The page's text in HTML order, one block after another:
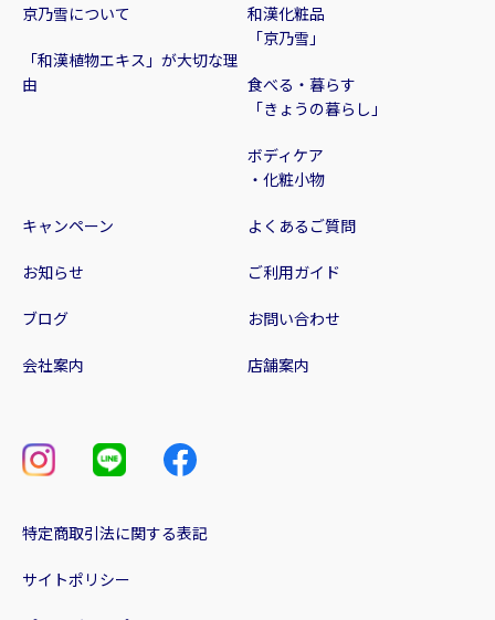
京乃雪について
「和漢植物エキス」が大切な理
由
和漢化粧品
「京乃雪」
食べる・暮らす
「きょうの暮らし」
ボディケア
・化粧小物
キャンペーン
お知らせ
ブログ
会社案内 店舗案内
よくあるご質問
ご利用ガイド
お問い合わせ
特定商取引法に関する表記
サイトポリシー